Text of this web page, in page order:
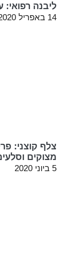
ליבנה
14 באפריל 2020
צלף קוצני:
מצוקים
5 ביוני 2020